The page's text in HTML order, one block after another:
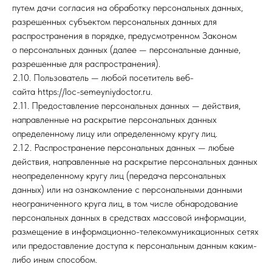
путем дачи согласия на обработку персональных данных,
разрешенных субъектом персональных данных для
распространения в порядке, предусмотренном Законом
о персональных данных (далее — персональные данные,
разрешенные для распространения).
2.10. Пользователь — любой посетитель веб-
сайта https://loc-semeyniydoctor.ru.
2.11. Предоставление персональных данных — действия,
направленные на раскрытие персональных данных
определенному лицу или определенному кругу лиц.
2.12. Распространение персональных данных — любые
действия, направленные на раскрытие персональных данных
неопределенному кругу лиц (передача персональных
данных) или на ознакомление с персональными данными
неограниченного круга лиц, в том числе обнародование
персональных данных в средствах массовой информации,
размещение в информационно-телекоммуникационных сетях
или предоставление доступа к персональным данным каким-
либо иным способом.